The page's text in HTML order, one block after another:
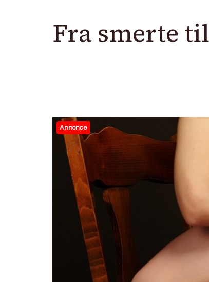
Fra smerte
Annonce